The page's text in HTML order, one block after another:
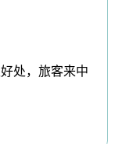
处，旅客来中